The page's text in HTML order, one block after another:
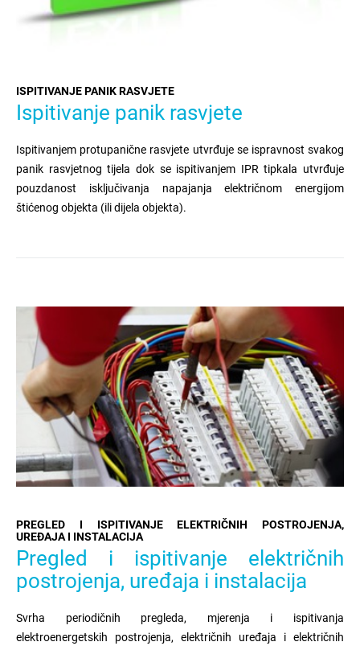
ISPITIVANJE PANIK RASVJETE
Ispitivanje panik rasvjete
Ispitivanjem protupanične rasvjete utvrđuje se ispravnost svakog
panik rasvjetnog tijela dok se ispitivanjem IPR tipkala utvrđuje
pouzdanost isključivanja napajanja električnom energijom
štićenog objekta (ili dijela objekta).
PREGLED I ISPITIVANJE ELEKTRIČNIH POSTROJENJA,
UREĐAJA I INSTALACIJA
Pregled i ispitivanje električnih
postrojenja, uređaja i instalacija
Svrha periodičnih pregleda, mjerenja i ispitivanja
elektroenergetskih postrojenja, električnih uređaja i električnih